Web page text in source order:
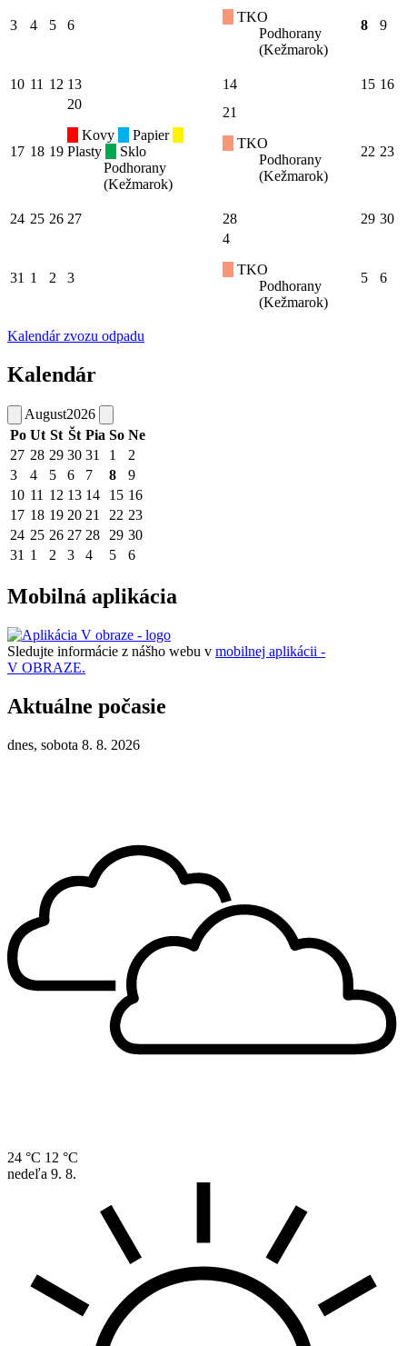
3 4 5 6
TKO
Podhorany
(Kežmarok)
8 9
10 11 12 13 14 15 16
17 18 19
20
Kovy
Papier
Plasty
Sklo
Podhorany
(Kežmarok)
21
TKO
Podhorany
(Kežmarok)
22 23
24 25 26 27 28 29 30
31 1 2 3
4
TKO
Podhorany
(Kežmarok)
5 6
Kalendár zvozu odpadu
Kalendár
August2026
Po Ut St Št Pia So Ne
27 28 29 30 31 1
2
3
4 5 6 7 8
9
10 11 12 13 14 15 16
17 18 19 20 21 22 23
24 25 26 27 28 29 30
31 1 2 3 4 5 6
Mobilná aplikácia
Sledujte informácie z nášho webu v mobilnej aplikácii -
V OBRAZE.
Aktuálne počasie
dnes, sobota 8. 8. 2026
24 °C 12 °C
nedeľa 9. 8.